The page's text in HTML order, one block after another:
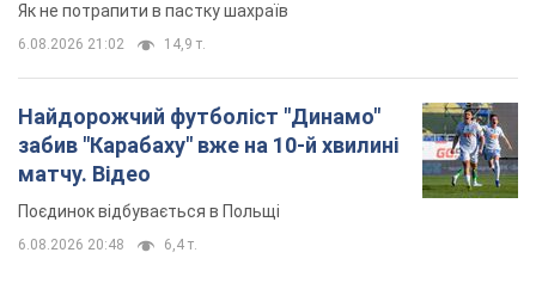
Як не потрапити в пастку шахраїв
6.08.2026 21:02 14,9 т.
Найдорожчий футболіст "Динамо"
забив "Карабаху" вже на 10-й хвилині
матчу. Відео
Поєдинок відбувається в Польщі
6.08.2026 20:48 6,4 т.